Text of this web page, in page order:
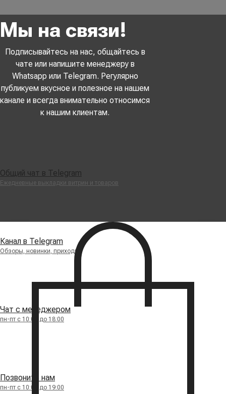
Мы на связи!
Подписывайтесь на нас, общайтесь в
чате или напишите менеджеру в
Whatsapp или Telegram. Регулярно
публикуем вкусное и полезное на нашем
канале и всегда внимательно относимся
к нашим клиентам.
Общий чат в Telegram
Ежедневные выкладки витрин и товаров
Канал в Telegram
Обзоры, новинки, приходы
Чат с менеджером
пн-пт с 10:00 до 18:00
Позвонить нам
пн-пт с 10:00 до 19:00